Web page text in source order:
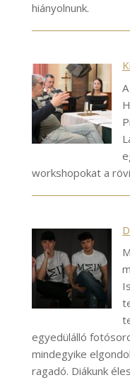
hiányolnunk.
workshopokat a
egyedülálló
mindegyike
ragadó. Diákunk